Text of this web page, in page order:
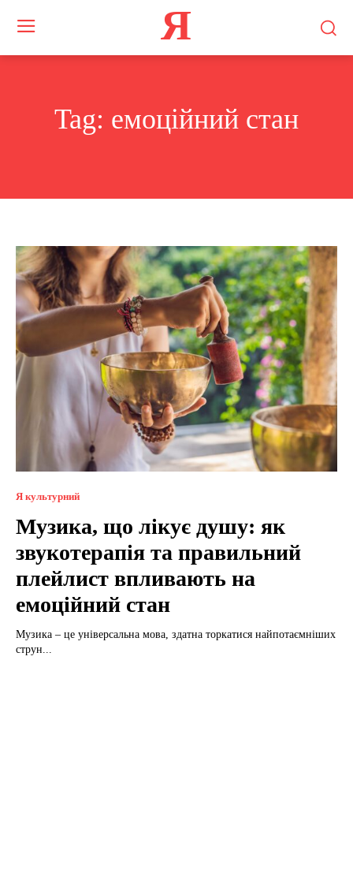
Я
Tag: емоційний стан
Я культурний
Музика, що лікує душу: як
звукотерапія та правильний
плейлист впливають на
емоційний стан
Музика – це універсальна мова, здатна торкатися найпотаємніших
струн...